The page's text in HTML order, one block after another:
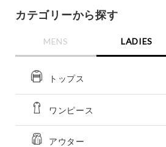
商品タイプ
通常商品
セール価格
残りわずか
カテゴリーから探す
MENS LADIES
トップス
ワンピース
アウター